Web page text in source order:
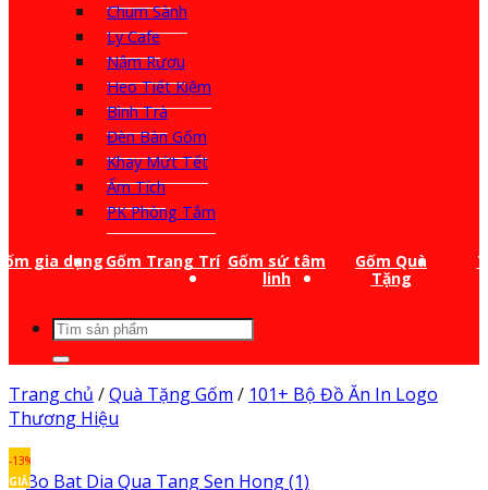
Chum Sành
Ly Cafe
Nậm Rượu
Heo Tiết Kiệm
Bình Trà
Đèn Bàn Gốm
Khay Mứt Tết
Ấm Tích
PK Phòng Tắm
gia dụng Gốm Trang Trí Gốm sứ tâm
linh
Gốm Quà
Tặng
Tìm
kiếm:
Trang chủ /Quà Tặng Gốm / 101+ Bộ Đồ Ăn In Logo
Thương Hiệu
-13%
GIẢM